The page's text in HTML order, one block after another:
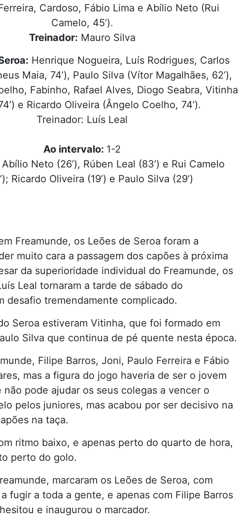
Cardoso, Fábio Lima e Abílio Neto (Rui
Camelo, 45’).
Treinador: Mauro Silva
Henrique Nogueira, Luís Rodrigues, Carlos
Maia, 74’), Paulo Silva (Vítor Magalhães, 62’),
Fabinho, Rafael Alves, Diogo Seabra, Vitinha
e Ricardo Oliveira (Ângelo Coelho, 74’).
Treinador: Luís Leal
Ao intervalo: 1-2
Abílio Neto (26’), Rúben Leal (83’) e Rui Camelo
Ricardo Oliveira (19’) e Paulo Silva (29’)
Freamunde, os Leões de Seroa foram a
muito cara a passagem dos capões à próxima
da superioridade individual do Freamunde, os
Leal tornaram a tarde de sábado do
desafio tremendamente complicado.
Seroa estiveram Vitinha, que foi formado em
Silva que continua de pé quente nesta época.
Filipe Barros, Joni, Paulo Ferreira e Fábio
mas a figura do jogo haveria de ser o jovem
não pode ajudar os seus colegas a vencer o
pelos juniores, mas acabou por ser decisivo na
na taça.
ritmo baixo, e apenas perto do quarto de hora,
perto do golo.
marcaram os Leões de Seroa, com
fugir a toda a gente, e apenas com Filipe Barros
e inaugurou o marcador.